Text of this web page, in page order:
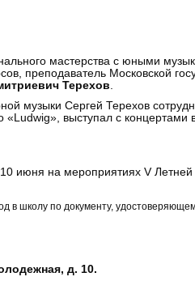
мастерства с юными
преподаватель Московской
Терехов
музыки Сергей Терехов
«Ludwig», выступал с
июня на мероприятиях V Летней
в школу по документу,
д. 10.